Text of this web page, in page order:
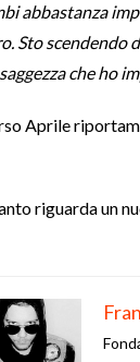
abbastanza
Sto scendendo
che ho
Aprile
riguarda un